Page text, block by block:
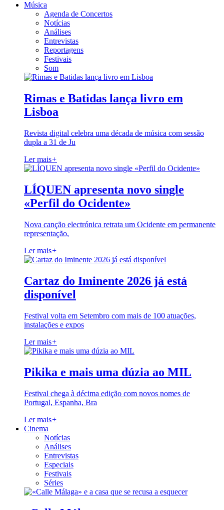
Música
Agenda de Concertos
Notícias
Análises
Entrevistas
Reportagens
Festivais
Som
Rimas e Batidas lança livro em
Lisboa
Revista digital celebra uma década de música com sessão
dupla a 31 de Ju
Ler mais+
LÍQUEN apresenta novo single
«Perfil do Ocidente»
Nova canção electrónica retrata um Ocidente em permanente
representação,
Ler mais+
Cartaz do Iminente 2026 já está
disponível
Festival volta em Setembro com mais de 100 atuações,
instalações e expos
Ler mais+
Pikika e mais uma dúzia ao MIL
Festival chega à décima edição com novos nomes de
Portugal, Espanha, Bra
Ler mais+
Cinema
Notícias
Análises
Entrevistas
Especiais
Festivais
Séries